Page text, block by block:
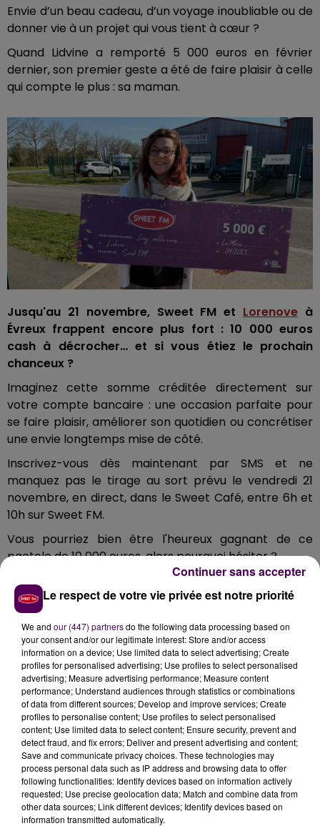
Envie d’un beau cadeau, d’un voyage inoubliable ou de
donner vie à un projet qui vous tient à cœur ?
Quand Lidvine a remporté 5 000 euros en février
dernier, son premier geste a été de faire plaisir à celle
qui compte le plus : sa maman.
Jusqu'au 21 novembre, Sweet FM et Lorenove à
Évreux frappent encore plus fort : 10 000 euros
cash à décrocher… et si vous étiez le prochain
chanceux ?
Imaginez cette somme créditée directement sur
votre compte bancaire : une occasion parfaite pour
se faire plaisir, améliorer son quotidien ou concrétiser
une envie longtemps mise de côté.
Inscrivez-vous dès maintenant par SMS et ne
manquez pas le tirage au sort prévu le vendredi 21
novembre, en direct, dans le Sweet Café, entre 6h et
10h sur Sweet FM.
Vous pourriez bien être l'heureux gagnant de ce
pactole de 10 000 euros, alors pourquoi hésiter ?
Rendez-vous sur Sweet FM, tentez votre chance et
vivez, peut-être, un moment magique !
Lorenove à PacyetLorenove à Normanville
, deux
agences spécialisées dans la rénovation de fenêtres,
portes et volets, offrant des solutions sur-mesure
alliant performance énergétique, design et
durabilité. Avec plus de 40 ans d’expertise,
l’entreprise accompagne ses clients de l’étude à la
pose, en garantissant un service de qualité et des
produits fabriqués en France.
Et écoutez Sweet FM à Évreux sur 102.9 FM !
Le respect de votre vie privée est notre priorité
We and our (447) partnersdo the following data processing based on
your consent and/or our legitimate interest: Store and/or access
information on a device; Use limited data to select advertising; Create
profiles for personalised advertising; Use profiles to select personalised
advertising; Measure advertising performance; Measure content
performance; Understand audiences through statistics or combinations
of data from different sources; Develop and improve services; Create
profiles to personalise content; Use profiles to select personalised
content; Use limited data to select content; Ensure security, prevent and
detect fraud, and fix errors; Deliver and present advertising and content;
Save and communicate privacy choices. These technologies may
process personal data such as IP address and browsing data to offer
following functionalities: Identify devices based on information actively
requested; Use precise geolocation data; Match and combine data from
other data sources; Link different devices; Identify devices based on
information transmitted automatically.
Continuer sans accepter